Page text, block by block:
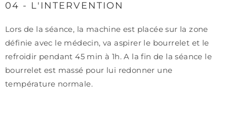
04 - L'INTERVENTION
Lors de la séance, la machine est placée sur la zone
définie avec le médecin, va aspirer le bourrelet et le
refroidir pendant 45 min à 1h. A la fin de la séance le
bourrelet est massé pour lui redonner une
température normale.